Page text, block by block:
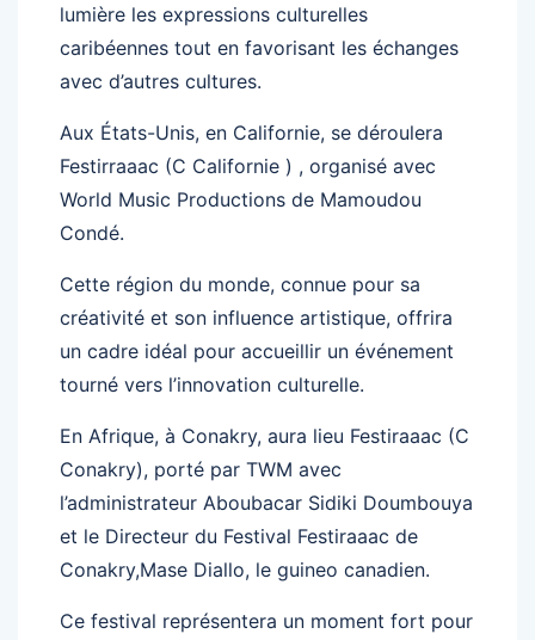
lumière les expressions culturelles
caribéennes tout en favorisant les échanges
avec d’autres cultures.
Aux États-Unis, en Californie, se déroulera
Festirraaac (C Californie ) , organisé avec
World Music Productions de Mamoudou
Condé.
Cette région du monde, connue pour sa
créativité et son influence artistique, offrira
un cadre idéal pour accueillir un événement
tourné vers l’innovation culturelle.
En Afrique, à Conakry, aura lieu Festiraaac (C
Conakry), porté par TWM avec
l’administrateur Aboubacar Sidiki Doumbouya
et le Directeur du Festival Festiraaac de
Conakry,Mase Diallo, le guineo canadien.
Ce festival représentera un moment fort pour